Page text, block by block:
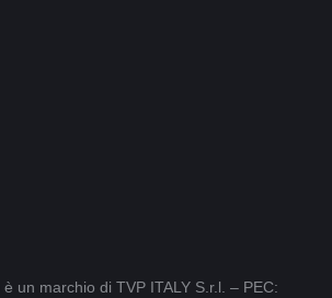
un marchio di TVP ITALY S.r.l. – PEC: